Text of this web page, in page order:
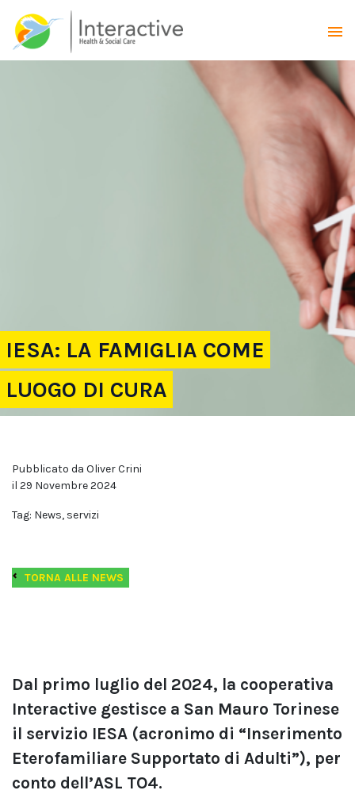
IESA: LA FAMIGLIA COME
LUOGO DI CURA
Pubblicato da Oliver Crini
il 29 Novembre 2024
Tag: News, servizi
TORNA ALLE NEWS
Dal primo luglio del 2024, la cooperativa
Interactive gestisce a San Mauro Torinese
il servizio IESA (acronimo di “Inserimento
Eterofamiliare Supportato di Adulti”), per
conto dell’ASL TO4.